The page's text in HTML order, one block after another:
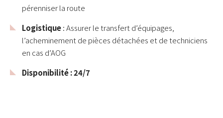
pérenniser la route
Logistique: Assurer le transfert d’équipages,
l’acheminement de pièces détachées et de techniciens
en cas d’AOG
Disponibilité : 24/7